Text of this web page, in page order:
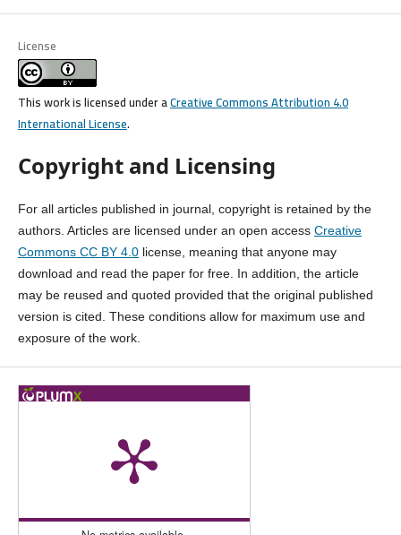
License
This work is licensed under aCreative Commons Attribution 4.0
International License.
Copyright and Licensing
For all articles published in journal, copyright is retained by the
authors. Articles are licensed under an open access Creative
Commons CC BY 4.0 license, meaning that anyone may
download and read the paper for free. In addition, the article
may be reused and quoted provided that the original published
version is cited. These conditions allow for maximum use and
exposure of the work.